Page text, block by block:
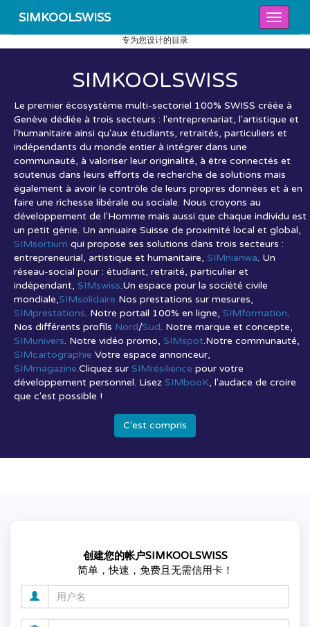
SIMKOOLSWISS
专为您设计的目录
SIMKOOLSWISS
Le premier écosystème multi-sectoriel 100% SWISS créée à
Genève dédiée à trois secteurs : l'entreprenariat, l'artistique et
l'humanitaire ainsi qu'aux étudiants, retraités, particuliers et
indépendants du monde entier à intégrer dans une
communauté, à valoriser leur originalité, à être connectés et
soutenus dans leurs efforts de recherche de solutions mais
également à avoir le contrôle de leurs propres données et à en
faire une richesse libérale ou sociale. Nous croyons au
développement de l'Homme mais aussi que chaque individu est
un petit génie. Un annuaire Suisse de proximité local et global,
SIMsortium qui propose ses solutions dans trois secteurs :
entrepreneurial, artistique et humanitaire, SIMnianwa. Un
réseau-social pour : étudiant, retraité, particulier et
indépendant, SIMswiss.Un espace pour la société civile
mondiale,SIMsolidaire Nos prestations sur mesures,
SIMprestations. Notre portail 100% en ligne, SIMformation.
Nos différents profils Nord/Sud. Notre marque et concepte,
SIMunivers. Notre vidéo promo, SIMspot.Notre communauté,
SIMcartographie Votre espace annonceur,
SIMmagazine.Cliquez sur SIMrésilience pour votre
développement personnel. Lisez SIMbooK, l'audace de croire
que c'est possible !
C'est compris
创建您的帐户SIMKOOLSWISS
简单，快速，免费且无需信用卡！